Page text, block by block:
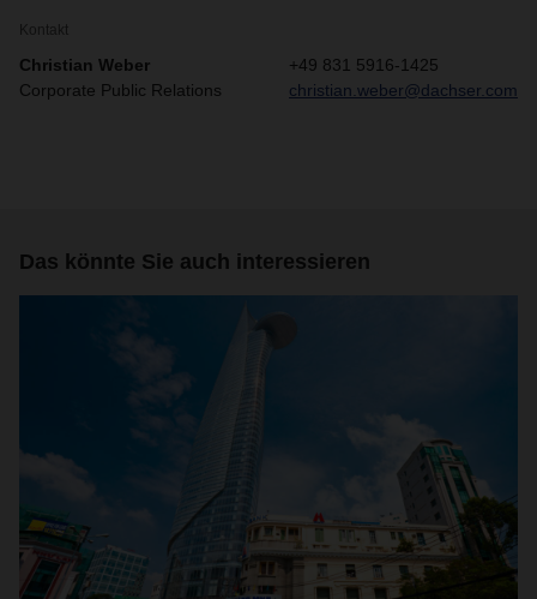
Kontakt
Christian Weber
Corporate Public Relations
+49 831 5916-1425
christian.weber@dachser.com
Das könnte Sie auch interessieren